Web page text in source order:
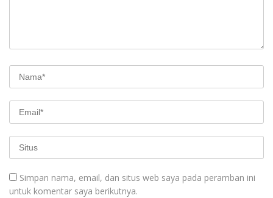
Simpan nama, email, dan situs web saya pada peramban ini
untuk komentar saya berikutnya.